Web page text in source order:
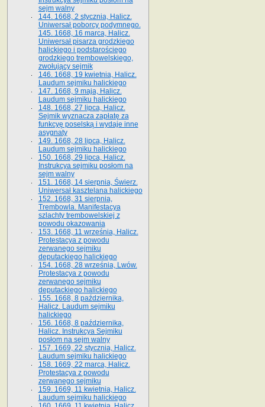
sejm walny
144. 1668, 2 stycznia, Halicz.
Uniwersał poborcy podymnego.
145. 1668, 16 marca, Halicz.
Uniwersał pisarza grodzkiego
halickiego i podstarościego
grodzkiego trembowelskiego,
zwołujący sejmik
146. 1668, 19 kwietnia, Halicz.
Laudum sejmiku halickiego
147. 1668, 9 maja, Halicz.
Laudum sejmiku halickiego
148. 1668, 27 lipca, Halicz.
Sejmik wyznacza zapłatę za
funkcyę poselską i wydaje inne
asygnaty
149. 1668, 28 lipca, Halicz.
Laudum sejmiku halickiego
150. 1668, 29 lipca, Halicz.
Instrukcya sejmiku posłom na
sejm walny
151. 1668, 14 sierpnia, Świerz.
Uniwersał kasztelana halickiego
152. 1668, 31 sierpnia,
Trembowla. Manifestacya
szlachty trembowelskiej z
powodu okazowania
153. 1668, 11 września, Halicz.
Protestacya z powodu
zerwanego sejmiku
deputackiego halickiego
154. 1668, 28 września, Lwów.
Protestacya z powodu
zerwanego sejmiku
deputackiego halickiego
155. 1668, 8 października,
Halicz. Laudum sejmiku
halickiego
156. 1668, 8 października,
Halicz. Instrukcya Sejmiku
posłom na sejm walny
157. 1669, 22 stycznia, Halicz.
Laudum sejmiku halickiego
158. 1669, 22 marca, Halicz.
Protestacya z powodu
zerwanego sejmiku
159. 1669, 11 kwietnia, Halicz.
Laudum sejmiku halickiego